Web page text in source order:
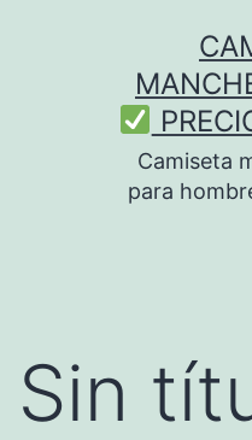
Camiseta
para
Sin